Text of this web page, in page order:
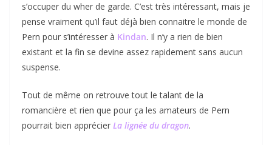
s’occuper du wher de garde. C’est très intéressant, mais je
pense vraiment qu’il faut déjà bien connaitre le monde de
Pern pour s’intéresser à Kindan. Il n’y a rien de bien
existant et la fin se devine assez rapidement sans aucun
suspense.
Tout de même on retrouve tout le talant de la
romancière et rien que pour ça les amateurs de Pern
pourrait bien apprécier La lignée du dragon.